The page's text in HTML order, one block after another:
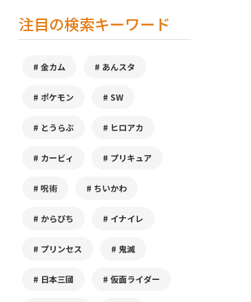
注目の検索キーワード
金カム あんスタ
ポケモン SW
とうらぶ ヒロアカ
カービィ プリキュア
呪術 ちいかわ
からぴち イナイレ
プリンセス 鬼滅
日本三國 仮面ライダー